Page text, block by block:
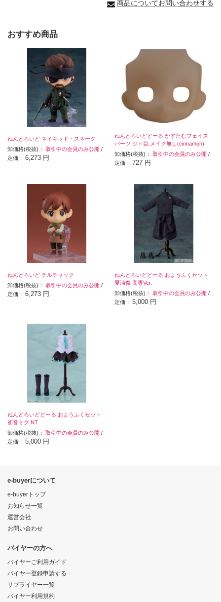
商品についてお問い合わせする
おすすめ商品
ねんどろいど ネイキッド・スネーク
卸価格(税抜)： 取引中の会員のみ公開 /
定価： 6,273 円
ねんどろいどどーる かすたむフェイス
パーツ ジト目:メイク無し(cinnamon)
卸価格(税抜)：取引中の会員のみ公開 /
定価： 727 円
ねんどろいど チルチャック
卸価格(税抜)： 取引中の会員のみ公開 /
定価： 6,273 円
ねんどろいどどーる おようふくセット
夏油傑 高専Ver.
卸価格(税抜)：取引中の会員のみ公開 /
定価：5,000 円
ねんどろいどどーる おようふくセット
初音ミク NT
卸価格(税抜)： 取引中の会員のみ公開 /
定価： 5,000 円
e-buyerについて
e-buyerトップ
お知らせ一覧
運営会社
お問い合わせ
バイヤーの方へ
バイヤーご利用ガイド
バイヤー登録申請する
サプライヤー一覧
バイヤー利用規約